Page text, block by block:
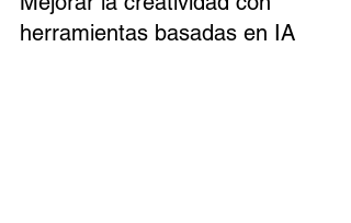
herramientas basadas en IA